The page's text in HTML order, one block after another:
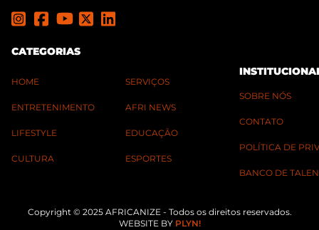
CATEGORIAS
HOME
ENTRETENIMENTO
LIFESTYLE
CULTURA
SERVIÇOS
AFRI NEWS
EDUCAÇÃO
ESPORTES
SOBRE NÓS
CONTATO
POLÍTICA DE
BANCO DE
Copyright © 2025 AFRICANIZE - Todos os direitos reservados.
WEBSITE BY PLYN!